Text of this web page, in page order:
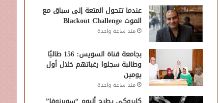
عندما تتحول المتعة إلى سباق مع
الموت Blackout Challenge
منذ ساعة واحدة
بجامعة قناة السويس: 156 طالبًا
وطالبة سجلوا رغباتهم خلال أول
يومين
منذ ساعة واحدة